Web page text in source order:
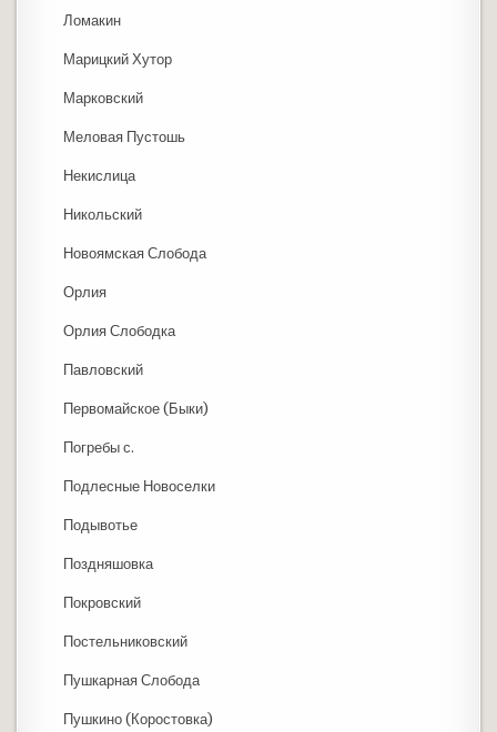
Ломакин
Марицкий Хутор
Марковский
Меловая Пустошь
Некислица
Никольский
Новоямская Слобода
Орлия
Орлия Слободка
Павловский
Первомайское (Быки)
Погребы с.
Подлесные Новоселки
Подывотье
Поздняшовка
Покровский
Постельниковский
Пушкарная Слобода
Пушкино (Коростовка)